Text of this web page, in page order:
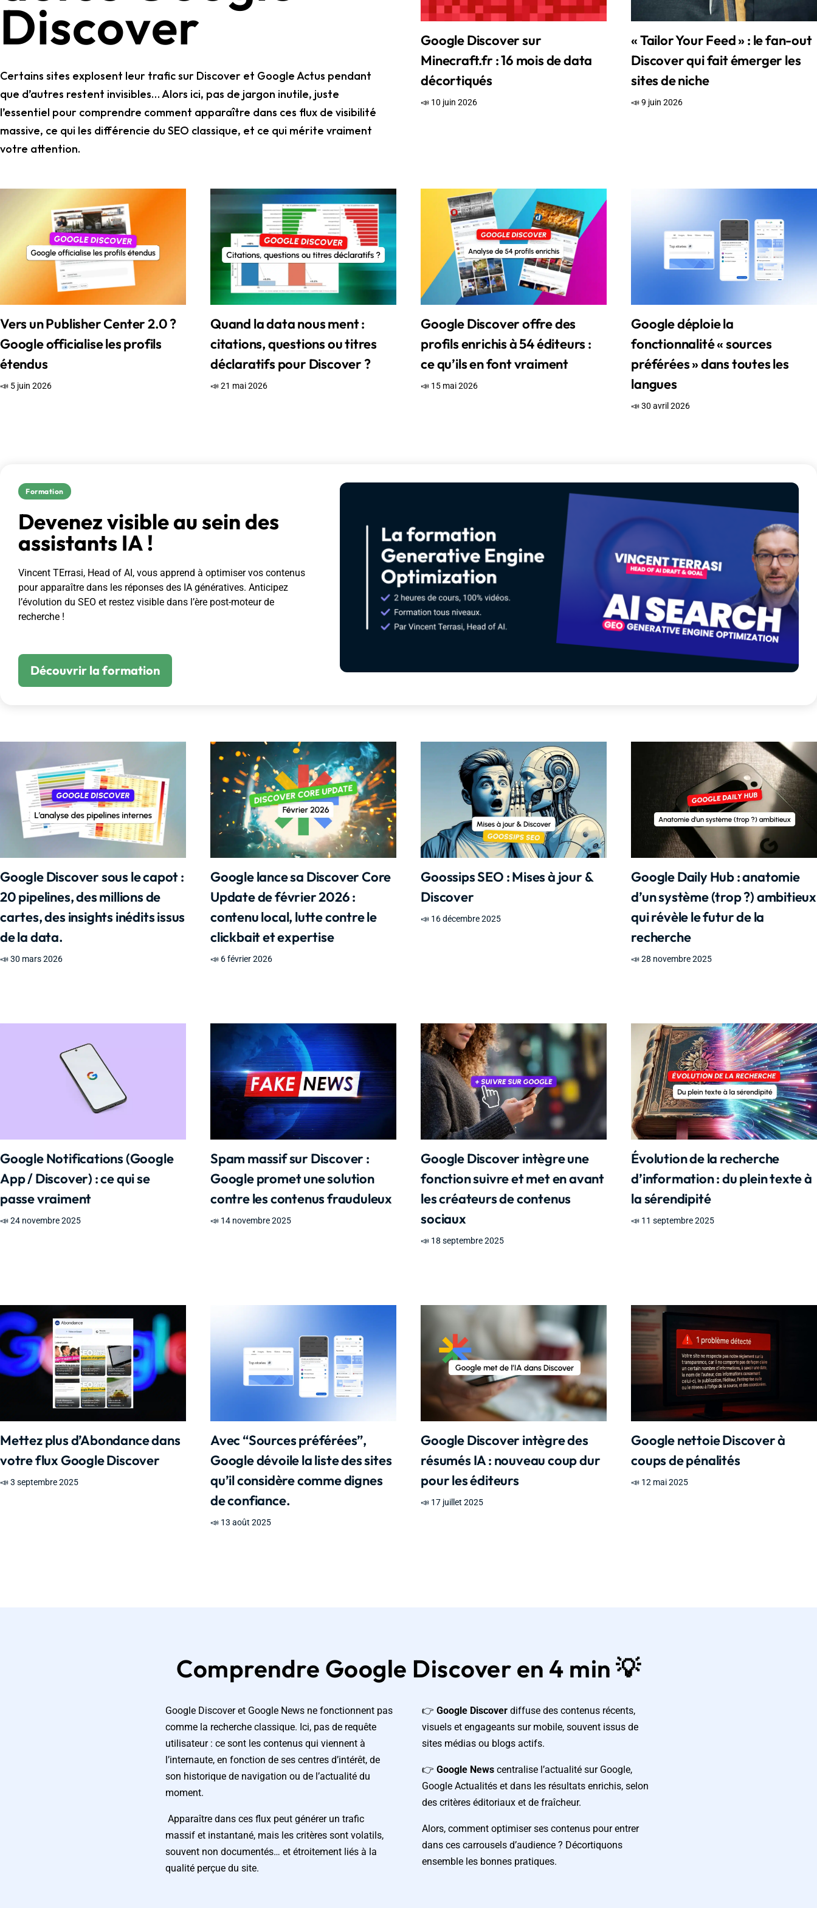
Télécharger l'Ebook
Shopify
Formation SEO & GEO - Edition 2026
Je découvre !
Discover
Certains sites explosent leur trafic sur Discover et Google Actus pendant
que d’autres restent invisibles… Alors ici, pas de jargon inutile, juste
l’essentiel pour comprendre comment apparaître dans ces flux de visibilité
massive, ce qui les différencie du SEO classique, et ce qui mérite vraiment
votre attention.
Google Discover sur
Minecraft.fr : 16 mois de data
décortiqués
📣 10 juin 2026
« Tailor Your Feed » : le fan-out
Discover qui fait émerger les
sites de niche
📣 9 juin 2026
Vers un Publisher Center 2.0 ?
Google officialise les profils
étendus
📣 5 juin 2026
Quand la data nous ment :
citations, questions ou titres
déclaratifs pour Discover ?
📣 21 mai 2026
Google Discover offre des
profils enrichis à 54 éditeurs :
ce qu’ils en font vraiment
📣 15 mai 2026
Google déploie la
fonctionnalité « sources
préférées » dans toutes les
langues
📣 30 avril 2026
Formation
Devenez visible au sein des
assistants IA !
Vincent TErrasi, Head of AI, vous apprend à optimiser vos contenus
pour apparaître dans les réponses des IA génératives. Anticipez
l’évolution du SEO et restez visible dans l’ère post-moteur de
recherche !
Découvrir la formation
Google Discover sous le capot :
20 pipelines, des millions de
cartes, des insights inédits issus
de la data.
📣 30 mars 2026
Google lance sa Discover Core
Update de février 2026 :
contenu local, lutte contre le
clickbait et expertise
📣 6 février 2026
Goossips SEO : Mises à jour &
Discover
📣 16 décembre 2025
Google Daily Hub : anatomie
d’un système (trop ?) ambitieux
qui révèle le futur de la
recherche
📣 28 novembre 2025
Google Notifications (Google
App / Discover) : ce qui se
passe vraiment
📣 24 novembre 2025
Spam massif sur Discover :
Google promet une solution
contre les contenus frauduleux
📣 14 novembre 2025
Google Discover intègre une
fonction suivre et met en avant
les créateurs de contenus
sociaux
📣 18 septembre 2025
Évolution de la recherche
d’information : du plein texte à
la sérendipité
📣 11 septembre 2025
Mettez plus d’Abondance dans
votre flux Google Discover
📣 3 septembre 2025
Avec “Sources préférées”,
Google dévoile la liste des sites
qu’il considère comme dignes
de confiance.
📣 13 août 2025
Google Discover intègre des
résumés IA : nouveau coup dur
pour les éditeurs
📣 17 juillet 2025
Google nettoie Discover à
coups de pénalités
📣 12 mai 2025
Comprendre Google Discover en 4 min 💡
Google Discover et Google News ne fonctionnent pas
comme la recherche classique. Ici, pas de requête
utilisateur : ce sont les contenus qui viennent à
l’internaute, en fonction de ses centres d’intérêt, de
son historique de navigation ou de l’actualité du
moment.
Apparaître dans ces flux peut générer un trafic
massif et instantané, mais les critères sont volatils,
souvent non documentés… et étroitement liés à la
qualité perçue du site.
👉 Google Discover diffuse des contenus récents,
visuels et engageants sur mobile, souvent issus de
sites médias ou blogs actifs.
👉 Google News centralise l’actualité sur Google,
Google Actualités et dans les résultats enrichis, selon
des critères éditoriaux et de fraîcheur.
Alors, comment optimiser ses contenus pour entrer
dans ces carrousels d’audience ? Décortiquons
ensemble les bonnes pratiques.